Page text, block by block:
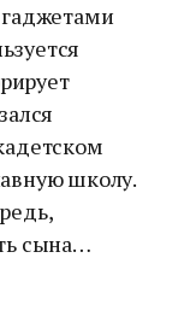
гаджетами
школу.
сына…